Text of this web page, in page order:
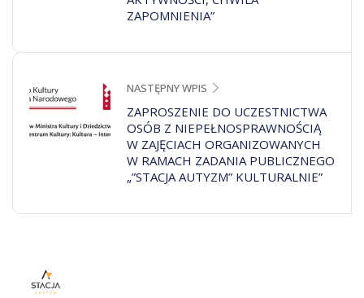
ZAPOMNIENIA”
NASTĘPNY WPIS
ZAPROSZENIE DO UCZESTNICTWA
OSÓB Z NIEPEŁNOSPRAWNOŚCIĄ
W ZAJĘCIACH ORGANIZOWANYCH
W RAMACH ZADANIA PUBLICZNEGO
„”STACJA AUTYZM” KULTURALNIE”